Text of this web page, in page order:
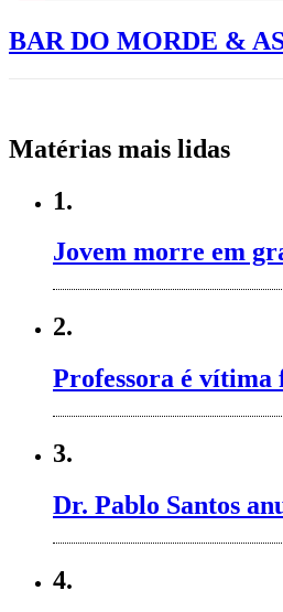
BAR DO MORDE &
Matérias mais lidas
1.
Jovem morre em
2.
Professora é vítima
3.
Dr. Pablo Santos
4.